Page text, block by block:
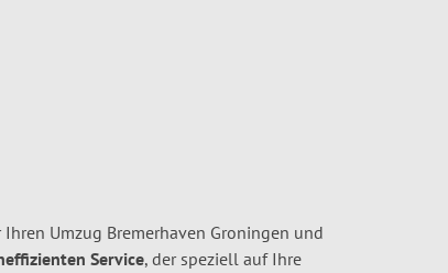
Umzug Bremerhaven Groningen und
Service, der speziell auf Ihre